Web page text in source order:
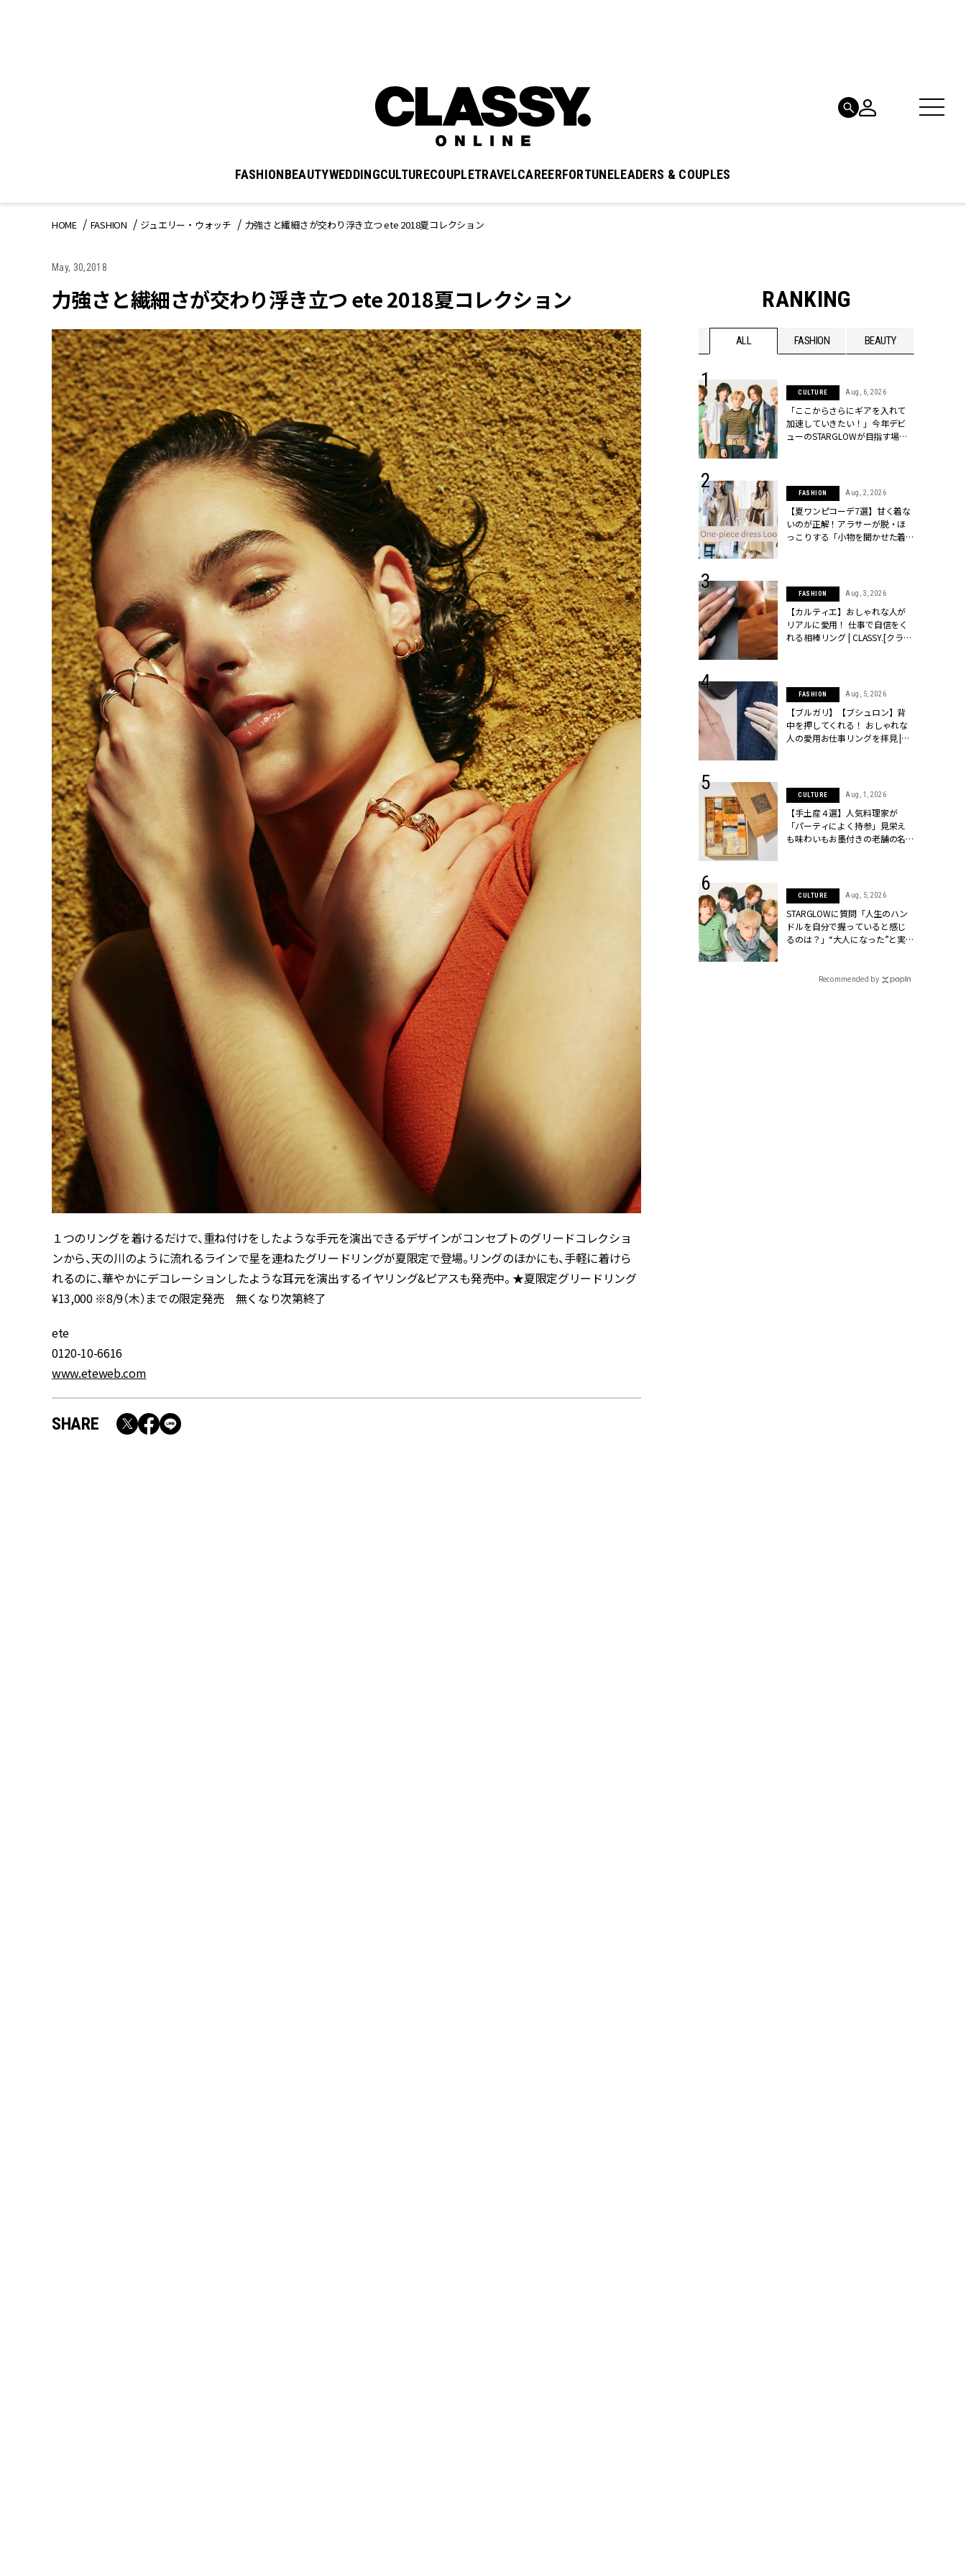
FASHIONBEAUTYWEDDINGCULTURECOUPLETRAVELCAREERFORTUNELEADERS & COUPLES
HOME FASHION ジュエリー・ウォッチ 力強さと繊細さが交わり浮き立つ ete 2018夏コレクション
May, 30,2018
力強さと繊細さが交わり浮き立つ ete 2018夏コレクション
１つのリングを着けるだけで、重ね付けをしたような手元を演出できるデザインがコンセプトのグリードコレクショ
ンから、天の川のように流れるラインで星を連ねたグリードリングが夏限定で登場。リングのほかにも、手軽に着けら
れるのに、華やかにデコレーションしたような耳元を演出するイヤリング&ピアスも発売中。 ★夏限定グリードリング
¥13,000 ※8/9（木）までの限定発売 無くなり次第終了
ete
0120-10-6616
www.eteweb.com
SHARE
RANKING
BEAUTY ALL FASHION BEAUTY
BEAUTY Aug, 5, 2026
忙しい毎日に「うるおいター
ボ」を。新【SOFINA BASIC＋】
のお手入れでうるおってなめら
かな肌を目指す | CLASSY.[クラッ
シィ]
BEAUTY Aug, 6, 2026
【ヘアアクセ6選】手抜きに見え
ない！アラサーのまとめ髪が垢
抜ける「即戦力アクセ」たち |
CLASSY.[クラッシィ]
BEAUTY Aug, 7, 2026
冷房・紫外線etc...「夏の隠れ乾
燥」を防ぐ【ベタつかない名品
クリーム】3選＜30代のベストコ
スメ＞ | CLASSY.[クラッシィ]
Nov, 17, 2025
【落ちない名品リップ10選】塗
り直しできない・皮むけしやす
いetc.悩みをクリア | CLASSY.[ク
ラッシィ]
BEAUTY Aug, 5, 2026
夏の深刻なくすみ・色ムラにア
プローチ！【透明感を底上げ】
神コスメ３選 | CLASSY.[クラッシ
ィ]
BEAUTY Jul, 13, 2026
朝の“寝ぐせ直し”はもういらな
い！夜に仕込む「ヘアケア家
電」3選 | CLASSY.[クラッシィ]
WEDDING Feb, 16, 2026
結婚式に黒ドレスはアリ？お呼
ばれで失敗しないコーデ＆マナ
ーを解説 | CLASSY.[クラッシィ]
WEDDING Jun, 30, 2026
【一生ものジュエリー】1つでも
存在感が際立つ！ポメラートの
「トゥギャザー」シリーズに注
目 | CLASSY.[クラッシィ]
WEDDING Mar, 24, 2026
【トレンドの巻き方３選】結婚
式ゲスト服の鉄板“シンプル黒ワ
ンピ”は『スカーフ』で盛るのが
正解！ | CLASSY.[クラッシィ]
WEDDING Aug, 13, 2025
【結婚指輪】人気ブランドのリ
ング22選｜20〜30代カップルの
エピソードも | CLASSY.[クラッシ
ィ]
CULTURE Aug, 6, 2026
「ここからさらにギアを入れて
加速していきたい！」今年デビ
ューのSTARGLOWが目指す場所
FASHION Aug, 2, 2026
【夏ワンピコーデ7選】甘く着な
いのが正解！アラサーが脱・ほ
っこりする「小物を聞かせた着
FASHION Aug, 3, 2026
【カルティエ】おしゃれな人が
リアルに愛用！ 仕事で自信をく
れる相棒リング | CLASSY.[クラッ
FASHION Aug, 5, 2026
【ブルガリ】【ブシュロン】背
中を押してくれる！ おしゃれな
人の愛用お仕事リングを拝見 |
CULTURE Aug, 1, 2026
【手土産４選】人気料理家が
「パーティによく持参」見栄え
も味わいもお墨付きの老舗の名
CULTURE Aug, 5, 2026
STARGLOWに質問「人生のハン
ドルを自分で握っていると感じ
るのは？」“大️人になった”と実
CLASSY.[クラッシィ]
Recommended by